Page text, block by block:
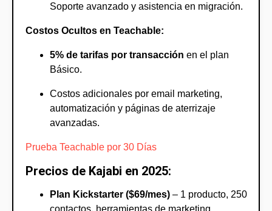
Soporte avanzado y asistencia en migración.
Costos Ocultos en Teachable:
5% de tarifas por transacción en el plan
Básico.
Costos adicionales por email marketing,
automatización y páginas de aterrizaje
avanzadas.
Prueba Teachable por 30 Días
Precios de Kajabi en 2025:
Plan Kickstarter ($69/mes)– 1 producto, 250
contactos, herramientas de marketing